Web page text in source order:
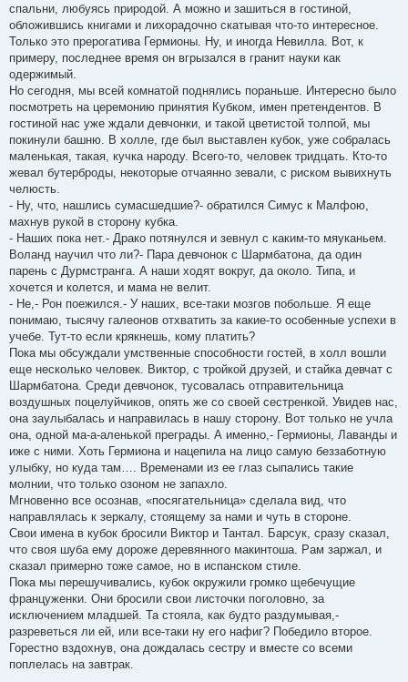
спальни, любуясь природой. А можно и зашиться в гостиной,
обложившись книгами и лихорадочно скатывая что-то интересное.
Только это прерогатива Гермионы. Ну, и иногда Невилла. Вот, к
примеру, последнее время он вгрызался в гранит науки как
одержимый.
Но сегодня, мы всей комнатой поднялись пораньше. Интересно было
посмотреть на церемонию принятия Кубком, имен претендентов. В
гостиной нас уже ждали девчонки, и такой цветистой толпой, мы
покинули башню. В холле, где был выставлен кубок, уже собралась
маленькая, такая, кучка народу. Всего-то, человек тридцать. Кто-то
жевал бутерброды, некоторые отчаянно зевали, с риском вывихнуть
челюсть.
- Ну, что, нашлись сумасшедшие?- обратился Симус к Малфою,
махнув рукой в сторону кубка.
- Наших пока нет.- Драко потянулся и зевнул с каким-то мяуканьем.
Воланд научил что ли?- Пара девчонок с Шармбатона, да один
парень с Дурмстранга. А наши ходят вокруг, да около. Типа, и
хочется и колется, и мама не велит.
- Не,- Рон поежился.- У наших, все-таки мозгов побольше. Я еще
понимаю, тысячу галеонов отхватить за какие-то особенные успехи в
учебе. Тут-то если крякнешь, кому платить?
Пока мы обсуждали умственные способности гостей, в холл вошли
еще несколько человек. Виктор, с тройкой друзей, и стайка девчат с
Шармбатона. Среди девчонок, тусовалась отправительница
воздушных поцелуйчиков, опять же со своей сестренкой. Увидев нас,
она заулыбалась и направилась в нашу сторону. Вот только не учла
она, одной ма-а-аленькой преграды. А именно,- Гермионы, Лаванды и
иже с ними. Хоть Гермиона и нацепила на лицо самую беззаботную
улыбку, но куда там…. Временами из ее глаз сыпались такие
молнии, что только озоном не запахло.
Мгновенно все осознав, «посягательница» сделала вид, что
направлялась к зеркалу, стоящему за нами и чуть в стороне.
Свои имена в кубок бросили Виктор и Тантал. Барсук, сразу сказал,
что своя шуба ему дороже деревянного макинтоша. Рам заржал, и
сказал примерно тоже самое, но в испанском стиле.
Пока мы перешучивались, кубок окружили громко щебечущие
француженки. Они бросили свои листочки поголовно, за
исключением младшей. Та стояла, как будто раздумывая,-
разреветься ли ей, или все-таки ну его нафиг? Победило второе.
Горестно вздохнув, она дождалась сестру и вместе со всеми
поплелась на завтрак.